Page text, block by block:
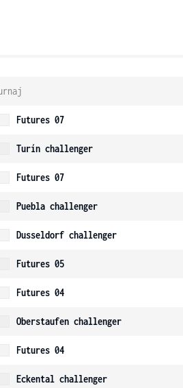
Futures 07
Turín challenger
Futures 07
Puebla challenger
Dusseldorf challenger
Futures 05
Futures 04
Oberstaufen challenger
Futures 04
Eckental challenger